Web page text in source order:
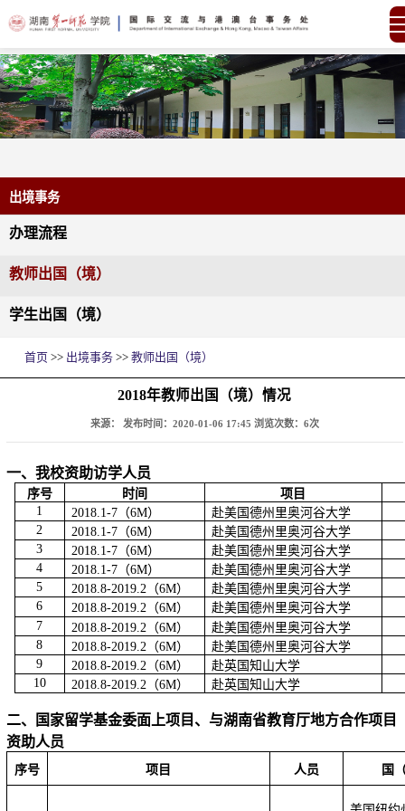
出境事务
办理流程
教师出国（境）
学生出国（境）
首页>> 出境事务>> 教师出国（境）
2018年教师出国（境）情况
来源： 发布时间：2020-01-06 17:45 浏览次数： 6次
一、我校资助访学人员
序号 时间
项目
1
2018.1-7（6M）
赴美国德州里奥河谷大学
2
2018.1-7（6M）
赴美国德州里奥河谷大学
3
2018.1-7（6M）
赴美国德州里奥河谷大学
4
2018.1-7（6M）
赴美国德州里奥河谷大学
5
2018.8-2019.2（6M）
赴美国德州里奥河谷大学
6
2018.8-2019.2（6M）
赴美国德州里奥河谷大学
7
2018.8-2019.2（6M）
赴美国德州里奥河谷大学
8
2018.8-2019.2（6M）
赴美国德州里奥河谷大学
9
2018.8-2019.2（6M）
赴英国知山大学
10
2018.8-2019.2（6M） 赴英国知山大学
二、
国家留学基金委面上项目、与湖南省教育厅地方合作项目
资助人员
序号 项目 人员 国